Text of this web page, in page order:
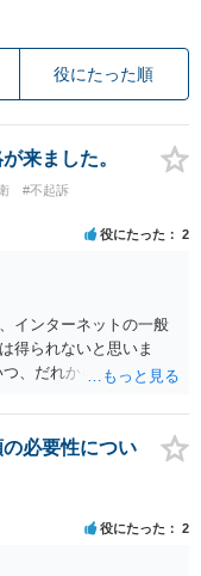
役にたった順
来ました。
#不起訴
役にたった 2
インターネットの一般
得られないと思いま
、だれからどのような
、お近くで詳細な法律
がよいと思われます。
コーダーを持参して取
。
必要性につい
役にたった 2